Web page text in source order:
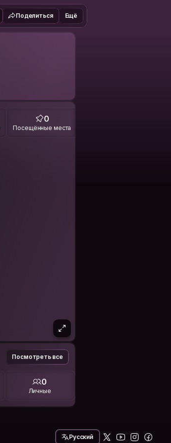
Поделиться Ещё
0
Посещённые места
Посмотреть все
0
Личные
Русский